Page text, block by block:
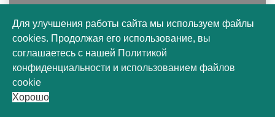
Сучкорезы и садовые пилы
Точило
Средства для ухода за цветами и растениями
Для улучшения работы сайта мы используем файлы
cookies. Продолжая его использование, вы
соглашаетесь с нашей Политикой
конфиденциальности и использованием файлов
cookie
Хорошо